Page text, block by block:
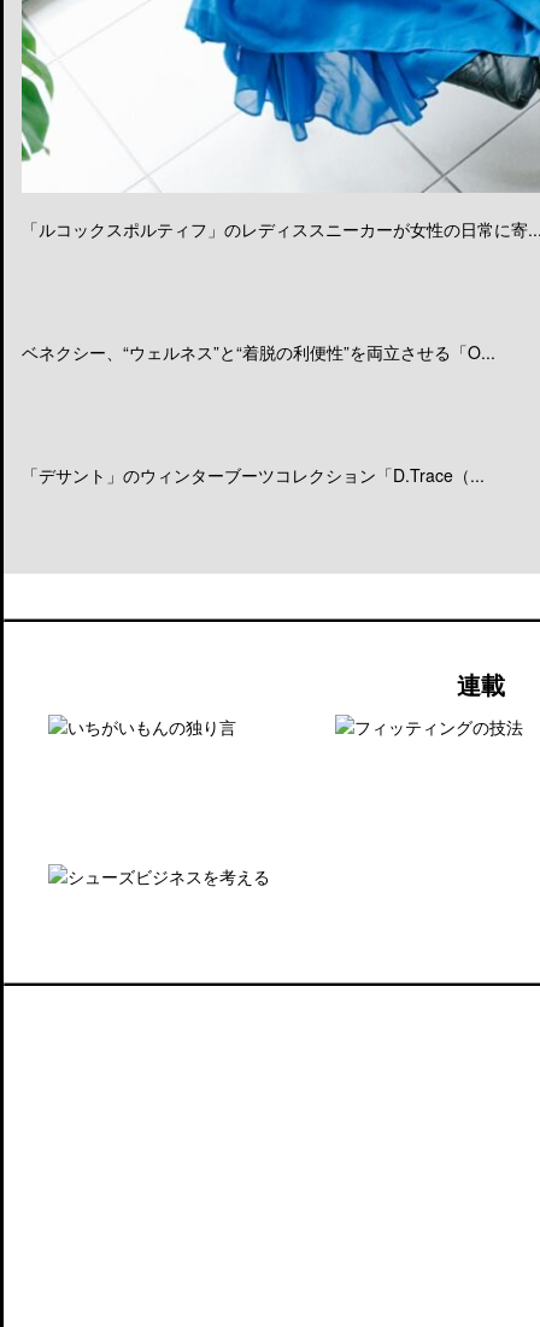
「ルコックスポルティフ」のレディススニーカーが女性の日常に寄
ベネクシー、“ウェルネス”と“着脱の利便性”を両立させる「O...
「デサント」のウィンターブーツコレクション「D.Trace（...
連載